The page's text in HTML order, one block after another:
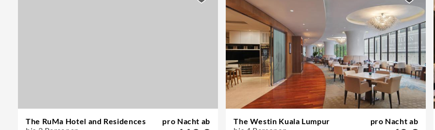
The RuMa Hotel and Residences
pro Nacht ab
The Westin Kuala Lumpur
pro Nacht ab